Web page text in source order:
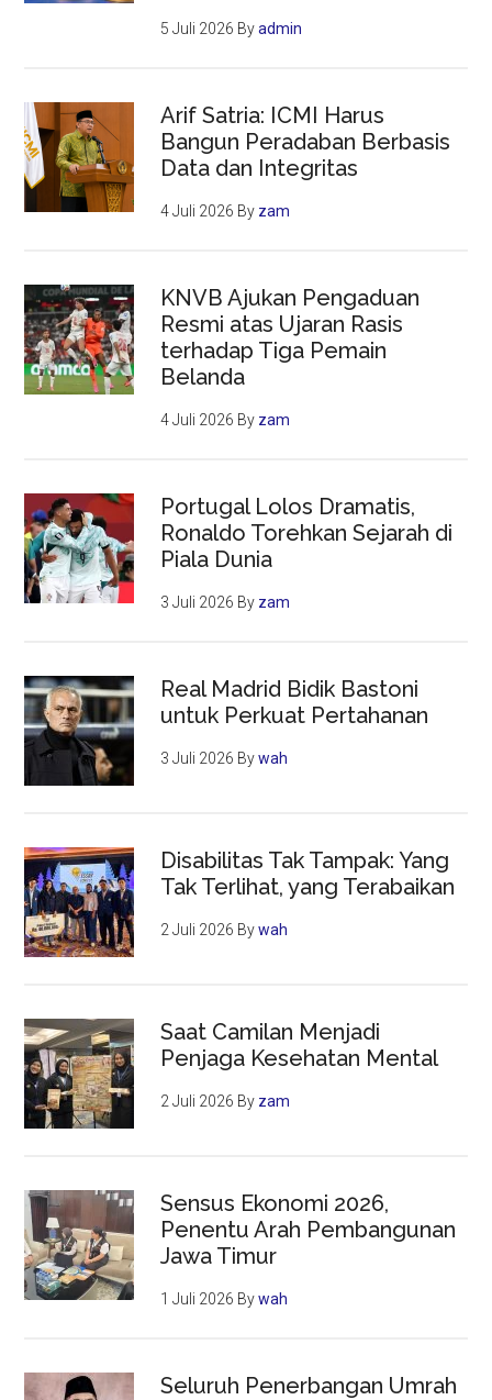
5 Juli 2026 Byadmin
Arif Satria: ICMI Harus
Bangun Peradaban Berbasis
Data dan Integritas
4 Juli 2026 By zam
KNVB Ajukan Pengaduan
Resmi atas Ujaran Rasis
terhadap Tiga Pemain
Belanda
4 Juli 2026 By zam
Portugal Lolos Dramatis,
Ronaldo Torehkan Sejarah di
Piala Dunia
3 Juli 2026 By zam
Real Madrid Bidik Bastoni
untuk Perkuat Pertahanan
3 Juli 2026 Bywah
Disabilitas Tak Tampak: Yang
Tak Terlihat, yang Terabaikan
2 Juli 2026 Bywah
Saat Camilan Menjadi
Penjaga Kesehatan Mental
2 Juli 2026 By zam
Sensus Ekonomi 2026,
Penentu Arah Pembangunan
Jawa Timur
1 Juli 2026 Bywah
Seluruh Penerbangan Umrah